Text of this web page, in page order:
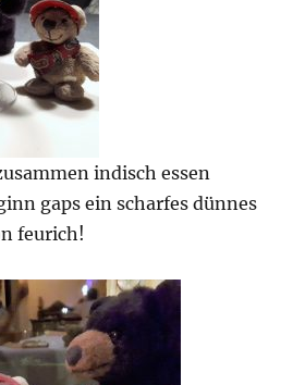
indisch essen
gaps ein scharfes dünnes
feurich!